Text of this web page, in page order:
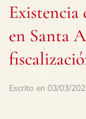
Existencia
en Santa
Escrito en 03/03/